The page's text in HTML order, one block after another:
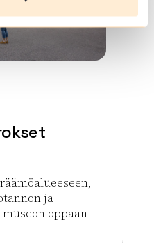
ja
oppaan